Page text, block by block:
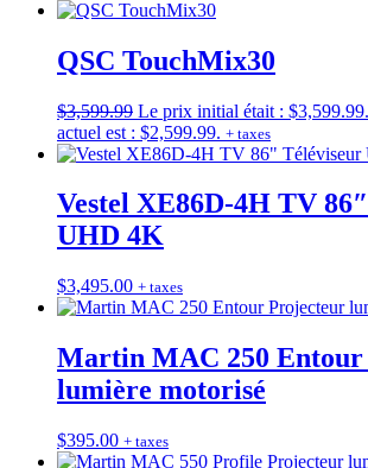
QSC TouchMix30
$3,599.99 Le prix initial était : $3,599.99.
actuel est : $2,599.99. + taxes
Vestel XE86D-4H TV
UHD 4K
$3,495.00 + taxes
Martin MAC 250
lumière motorisé
$395.00 + taxes